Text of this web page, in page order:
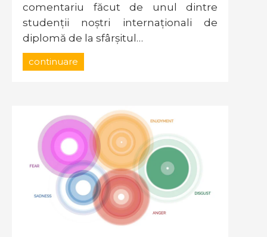
comentariu făcut de unul dintre
studenții noștri internaționali de
diplomă de la sfârșitul…
continuare